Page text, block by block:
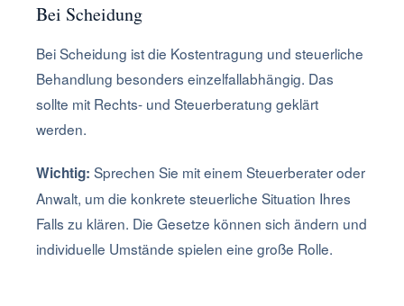
Bei Scheidung
Bei Scheidung ist die Kostentragung und steuerliche
Behandlung besonders einzelfallabhängig. Das
sollte mit Rechts- und Steuerberatung geklärt
werden.
Wichtig: Sprechen Sie mit einem Steuerberater oder
Anwalt, um die konkrete steuerliche Situation Ihres
Falls zu klären. Die Gesetze können sich ändern und
individuelle Umstände spielen eine große Rolle.